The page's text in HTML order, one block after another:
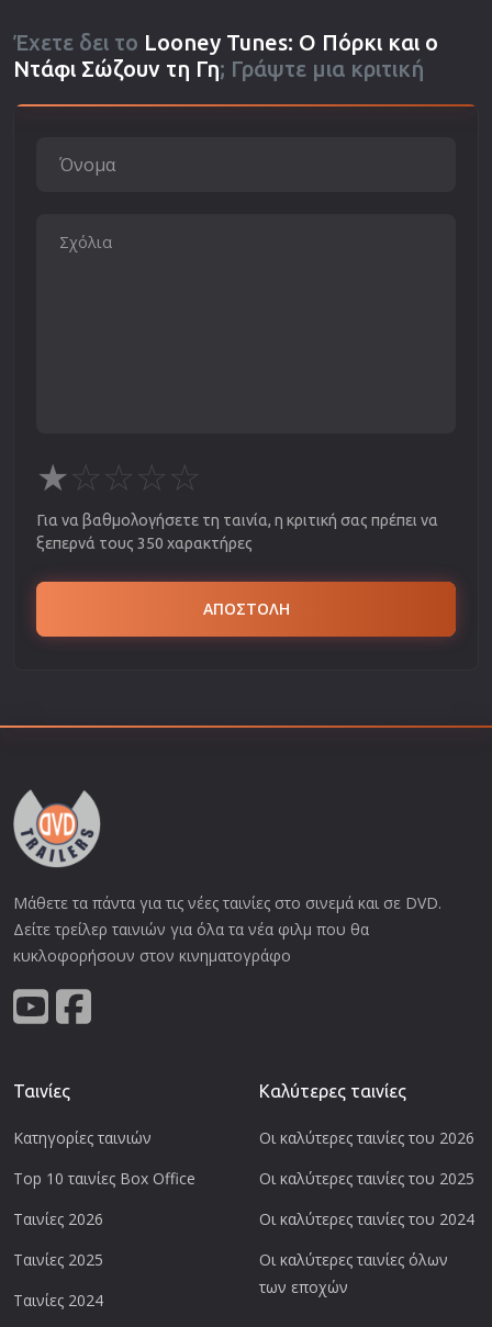
Έχετε δει το Looney Tunes: Ο Πόρκι και ο
Ντάφι Σώζουν τη Γη; Γράψτε μια κριτική
★☆☆☆☆
Για να βαθμολογήσετε τη ταινία, η κριτική σας πρέπει να
ξεπερνά τους 350 χαρακτήρες
ΑΠΟΣΤΟΛΗ
Μάθετε τα πάντα για τις νέες ταινίες στο σινεμά και σε DVD.
Δείτε τρείλερ ταινιών για όλα τα νέα φιλμ που θα
κυκλοφορήσουν στον κινηματογράφο
Ταινίες
Κατηγορίες ταινιών
Top 10 ταινίες Box Office
Ταινίες 2026
Ταινίες 2025
Ταινίες 2024
Καλύτερες ταινίες
Οι καλύτερες ταινίες του 2026
Οι καλύτερες ταινίες του 2025
Οι καλύτερες ταινίες του 2024
Οι καλύτερες ταινίες όλων
των εποχών